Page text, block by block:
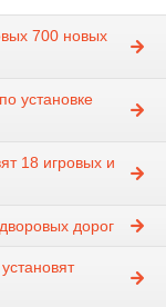
700 новых
установке
18 игровых и
дорог